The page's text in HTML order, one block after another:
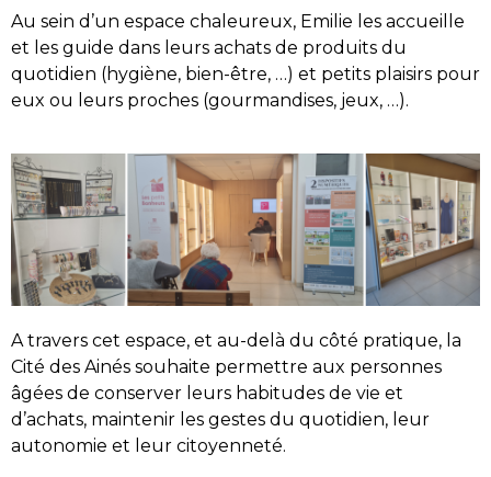
Au sein d’un espace chaleureux, Emilie les accueille
et les guide dans leurs achats de produits du
quotidien (hygiène, bien-être, …) et petits plaisirs pour
eux ou leurs proches (gourmandises, jeux, …).
A travers cet espace, et au-delà du côté pratique, la
Cité des Ainés souhaite permettre aux personnes
âgées de conserver leurs habitudes de vie et
d’achats, maintenir les gestes du quotidien, leur
autonomie et leur citoyenneté.